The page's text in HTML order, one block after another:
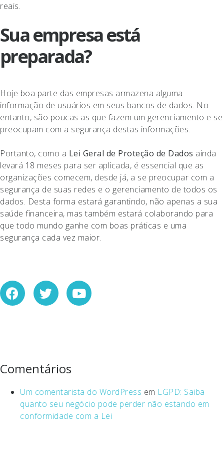
reais.
Sua empresa está
preparada?
Hoje boa parte das empresas armazena alguma
informação de usuários em seus bancos de dados. No
entanto, são poucas as que fazem um gerenciamento e se
preocupam com a segurança destas informações.
Portanto, como a Lei Geral de Proteção de Dados ainda
levará 18 meses para ser aplicada, é essencial que as
organizações comecem, desde já, a se preocupar com a
segurança de suas redes e o gerenciamento de todos os
dados. Desta forma estará garantindo, não apenas a sua
saúde financeira, mas também estará colaborando para
que todo mundo ganhe com boas práticas e uma
segurança cada vez maior.
Comentários
Um comentarista do WordPress em LGPD: Saiba
quanto seu negócio pode perder não estando em
conformidade com a Lei